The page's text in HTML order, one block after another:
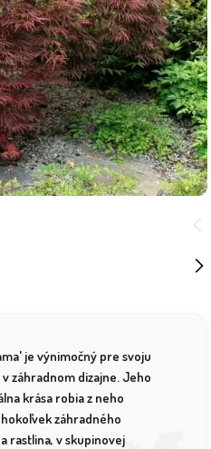
je výnimočný pre svoju
záhradnom dizajne. Jeho
krása robia z neho
záhradného
rastlina, v skupinovej